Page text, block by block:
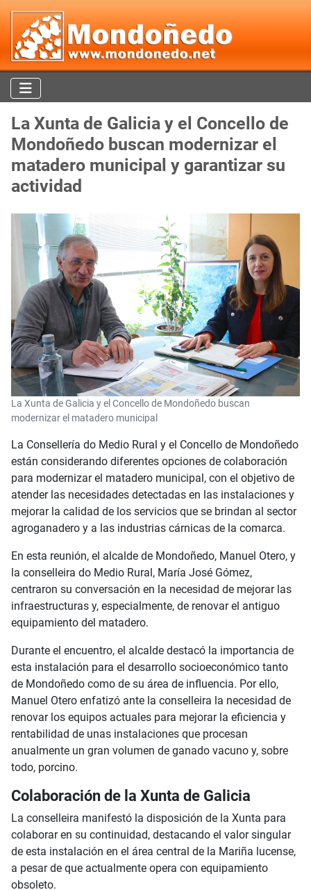
La Xunta de Galicia y el Concello de
Mondoñedo buscan modernizar el
matadero municipal y garantizar su
actividad
La Xunta de Galicia y el Concello de Mondoñedo buscan
modernizar el matadero municipal
La Consellería do Medio Rural y el Concello de Mondoñedo
están considerando diferentes opciones de colaboración
para modernizar el matadero municipal, con el objetivo de
atender las necesidades detectadas en las instalaciones y
mejorar la calidad de los servicios que se brindan al sector
agroganadero y a las industrias cárnicas de la comarca.
En esta reunión, el alcalde de Mondoñedo, Manuel Otero, y
la conselleira do Medio Rural, María José Gómez,
centraron su conversación en la necesidad de mejorar las
infraestructuras y, especialmente, de renovar el antiguo
equipamiento del matadero.
Durante el encuentro, el alcalde destacó la importancia de
esta instalación para el desarrollo socioeconómico tanto
de Mondoñedo como de su área de influencia. Por ello,
Manuel Otero enfatizó ante la conselleira la necesidad de
renovar los equipos actuales para mejorar la eficiencia y
rentabilidad de unas instalaciones que procesan
anualmente un gran volumen de ganado vacuno y, sobre
todo, porcino.
Colaboración de la Xunta de Galicia
La conselleira manifestó la disposición de la Xunta para
colaborar en su continuidad, destacando el valor singular
de esta instalación en el área central de la Mariña lucense,
a pesar de que actualmente opera con equipamiento
obsoleto.